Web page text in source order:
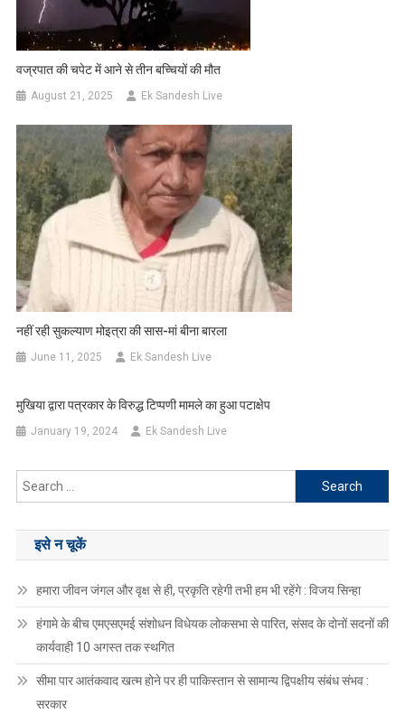
वज्रपात की चपेट में आने से तीन बच्चियों की मौत
August 21, 2025 Ek Sandesh Live
नहीं रही सुकल्याण मोइत्रा की सास-मां बीना बारला
June 11, 2025 Ek Sandesh Live
मुखिया द्वारा पत्रकार के विरुद्ध टिप्पणी मामले का हुआ पटाक्षेप
January 19, 2024 Ek Sandesh Live
Search
for:
इसे न चूकें
हमारा जीवन जंगल और वृक्ष से ही, प्रकृति रहेगी तभी हम भी रहेंगे : विजय सिन्हा
हंगामे के बीच एमएसएमई संशोधन विधेयक लोकसभा से पारित, संसद के दोनों सदनों की
कार्यवाही 10 अगस्त तक स्थगित
सीमा पार आतंकवाद खत्म होने पर ही पाकिस्तान से सामान्य द्विपक्षीय संबंध संभव :
सरकार